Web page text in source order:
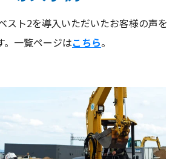
スト2を導入いただいたお客様の声を
。一覧ページはこちら。